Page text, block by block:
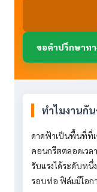
ขอคำปรึกษาทา
ทำไมงานกั
ดาดฟ้าเป็นพื้นที่ที่เ
คอนกรีตตลอดเวล
รับแรงได้ระดับหนึ่
รอบท่อ ฟิล์มมีโอก